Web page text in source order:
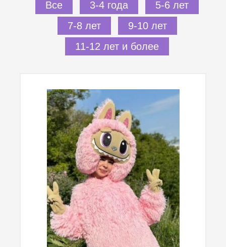
Все 3-4 года
5-6 лет
7-8 лет
9-10 лет
11-12 лет и более